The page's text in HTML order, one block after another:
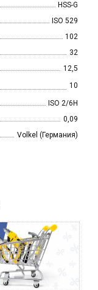
HSS-G
ISO 529
102
32
12,5
10
ISO 2/6H
0,09
Volkel (Германия)